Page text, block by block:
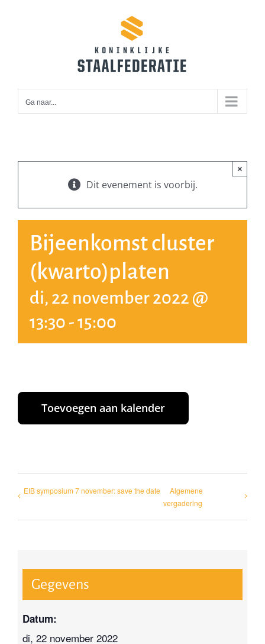
Ga naar...
Dit evenement is voorbij.
×
Bijeenkomst cluster
(kwarto)platen
di, 22 november 2022 @
13:30-15:00
Toevoegen aan kalender
EIB symposium 7 november: save the date
Algemene
vergadering
Gegevens
Datum:
di, 22 november 2022